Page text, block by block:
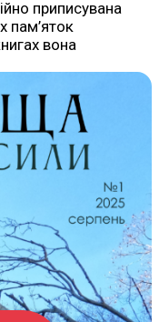
приписувана
пам’яток
вона